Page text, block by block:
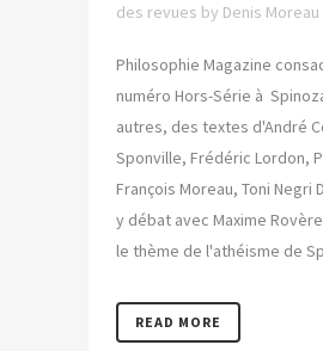
des revues by Denis Moreau
Philosophie Magazine
numéro Hors-Série à
autres, des textes d'André
Sponville, Frédéric Lordon,
François Moreau, Toni Negri
y débat avec Maxime
le thème de l'athéisme de
READ MORE